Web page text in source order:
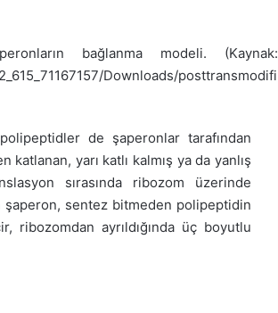
bağlanma modeli. (Kaynak:
Downloads/posttransmodifi
de şaperonlar tarafından
yarı katlı kalmış ya da yanlış
sırasında ribozom üzerinde
şaperon, sentez bitmeden polipeptidin
ribozomdan ayrıldığında üç boyutlu